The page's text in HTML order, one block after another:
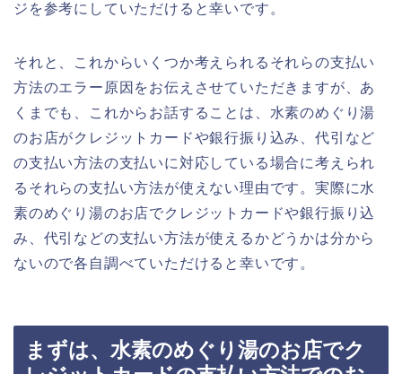
ジを参考にしていただけると幸いです。
それと、これからいくつか考えられるそれらの支払い
方法のエラー原因をお伝えさせていただきますが、あ
くまでも、これからお話することは、水素のめぐり湯
のお店がクレジットカードや銀行振り込み、代引など
の支払い方法の支払いに対応している場合に考えられ
るそれらの支払い方法が使えない理由です。実際に水
素のめぐり湯のお店でクレジットカードや銀行振り込
み、代引などの支払い方法が使えるかどうかは分から
ないので各自調べていただけると幸いです。
まずは、水素のめぐり湯のお店でク